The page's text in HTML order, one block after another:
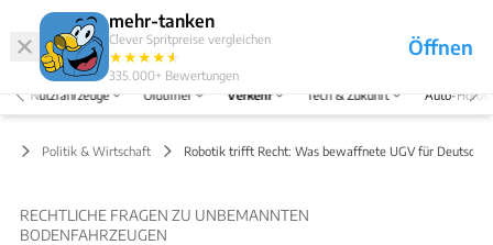
mehr-tanken
Clever Spritpreise vergleichen
★★★★★
★
335.000+ Bewertungen
Öffnen
Abo
Menü
Nutzfahrzeuge Oldtimer Verkehr Tech & Zukunft Auto-
Politik & Wirtschaft Robotik trifft Recht: Was bewaffnete UGV für
RECHTLICHE FRAGEN ZU UNBEMANNTEN
BODENFAHRZEUGEN